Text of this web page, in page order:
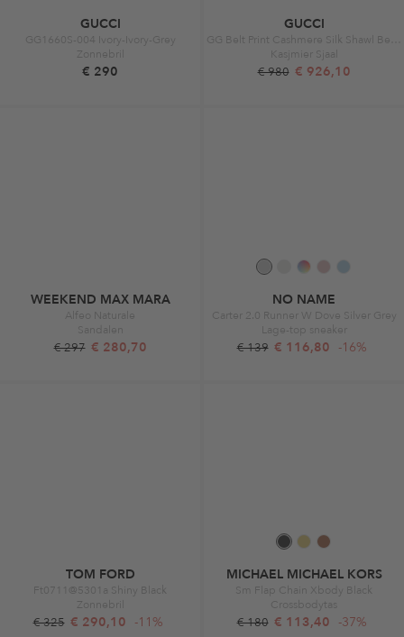
GUCCI
GG1660S-004 Ivory-Ivory-Grey
Zonnebril
€ 290
GUCCI
Kasjmier Sjaal
€ 980 € 926,10
WEEKEND MAX MARA
Alfeo Naturale
Sandalen
€ 297 € 280,70
NO NAME
Carter 2.0 Runner W Dove Silver Grey
Lage-top sneaker
€ 139 € 116,80 -16%
TOM FORD
Ft0711@5301a Shiny Black
Zonnebril
€ 325 € 290,10 -11%
MICHAEL MICHAEL KORS
Sm Flap Chain Xbody Black
Crossbodytas
€ 180 € 113,40 -37%